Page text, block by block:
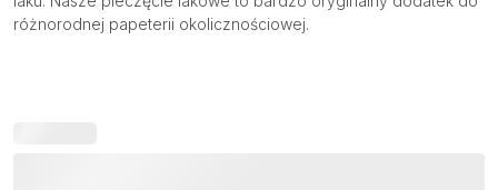
różnorodnej papeterii okolicznościowej.